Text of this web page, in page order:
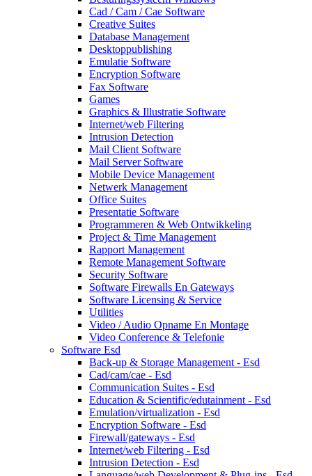
Cad / Cam / Cae Software
Creative Suites
Database Management
Desktoppublishing
Emulatie Software
Encryption Software
Fax Software
Games
Graphics & Illustratie Software
Internet/web Filtering
Intrusion Detection
Mail Client Software
Mail Server Software
Mobile Device Management
Netwerk Management
Office Suites
Presentatie Software
Programmeren & Web Ontwikkeling
Project & Time Management
Rapport Management
Remote Management Software
Security Software
Software Firewalls En Gateways
Software Licensing & Service
Utilities
Video / Audio Opname En Montage
Video Conference & Telefonie
Software Esd
Back-up & Storage Management - Esd
Cad/cam/cae - Esd
Communication Suites - Esd
Education & Scientific/edutainment - Esd
Emulation/virtualization - Esd
Encryption Software - Esd
Firewall/gateways - Esd
Internet/web Filtering - Esd
Intrusion Detection - Esd